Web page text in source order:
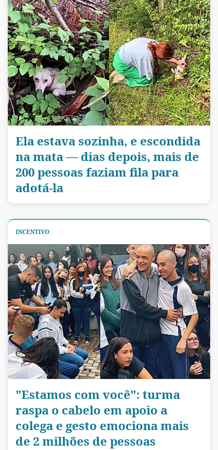
Ela estava sozinha, e escondida
na mata — dias depois, mais de
200 pessoas faziam fila para
adotá-la
INCENTIVO
"Estamos com você": turma
raspa o cabelo em apoio a
colega e gesto emociona mais
de 2 milhões de pessoas